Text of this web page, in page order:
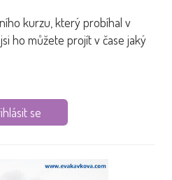
kurzu, který probíhal v
ho můžete projít v čase jaký
se